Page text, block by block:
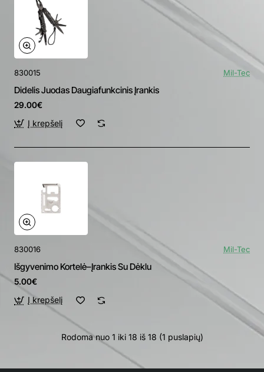
830015 Mil-Tec
Didelis Juodas Daugiafunkcinis Įrankis
29.00€
Į krepšelį
830016 Mil-Tec
Išgyvenimo Kortelė–Įrankis Su Dėklu
5.00€
Į krepšelį
Rodoma nuo 1 iki 18 iš 18 (1 puslapių)